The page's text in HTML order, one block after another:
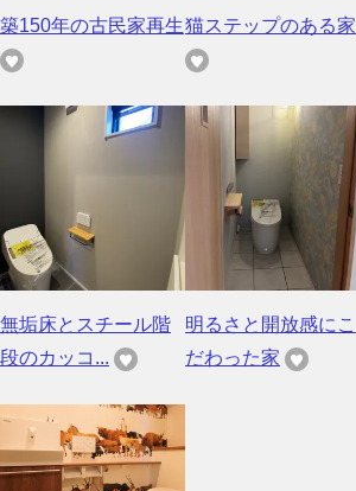
築150年の古民家再生猫ステップのある家
無垢床とスチール階
段のカッコ...
明るさと開放感にこ
だわった家